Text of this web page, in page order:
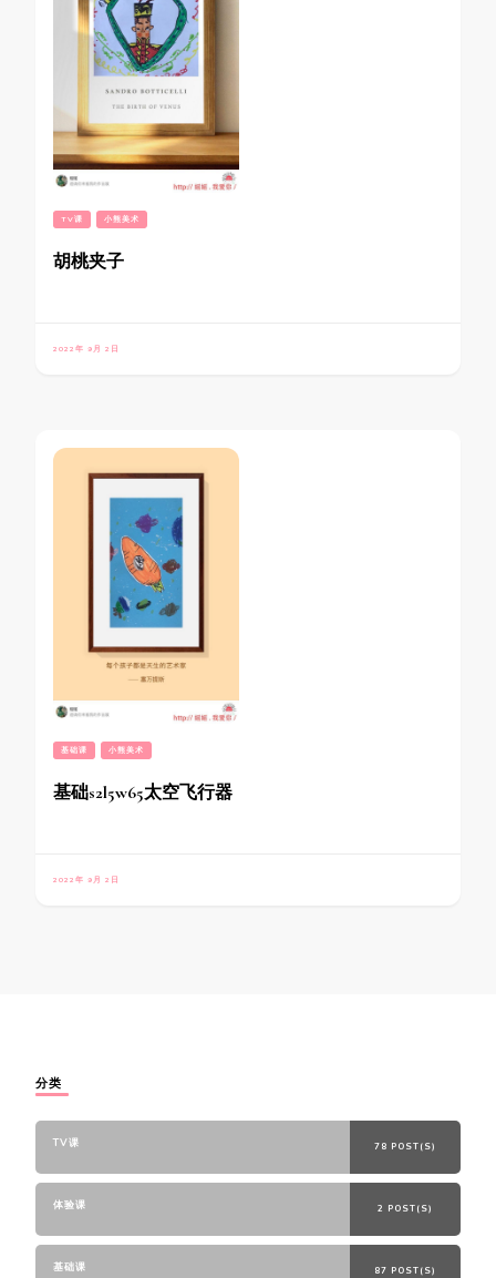
TV课 小熊美术
胡桃夹子
2022年 9月 2日
基础课 小熊美术
基础s2l5w65太空飞行器
2022年 9月 2日
分类
TV课 78 POST(S)
体验课 2 POST(S)
基础课 87 POST(S)